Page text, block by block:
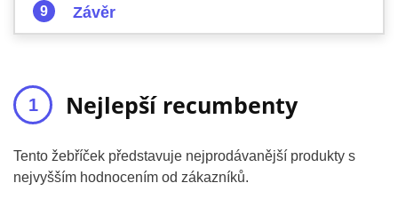
Závěr
Nejlepší recumbenty
Tento žebříček představuje nejprodávanější produkty s
nejvyšším hodnocením od zákazníků.